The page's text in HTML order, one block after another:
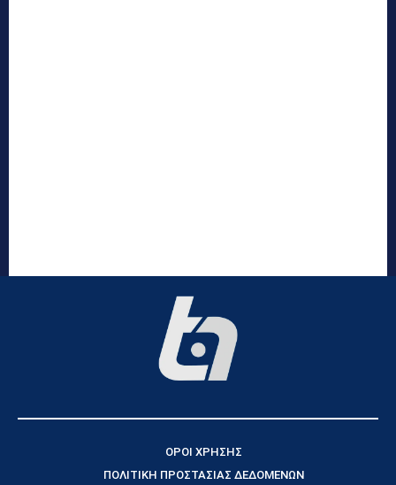
ΟΡΟΙ ΧΡΗΣΗΣ
ΠΟΛΙΤΙΚΗ ΠΡΟΣΤΑΣΙΑΣ ΔΕΔΟΜΕΝΩΝ